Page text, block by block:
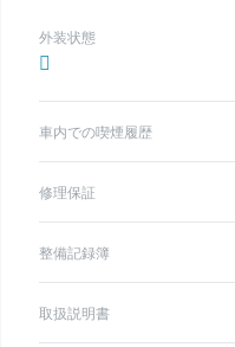
外装状態
車内での喫煙履歴
修理保証
整備記録簿
取扱説明書